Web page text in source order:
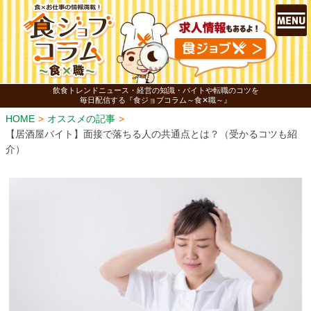
飲食トレンドニュース・経営の知識・バイトや転職のコツを
毎日配信する『食ジョブコラム～食✕職～』
HOME
オススメの記事
【居酒屋バイト】面接で落ちる人の共通点とは？（受かるコツも紹
介）